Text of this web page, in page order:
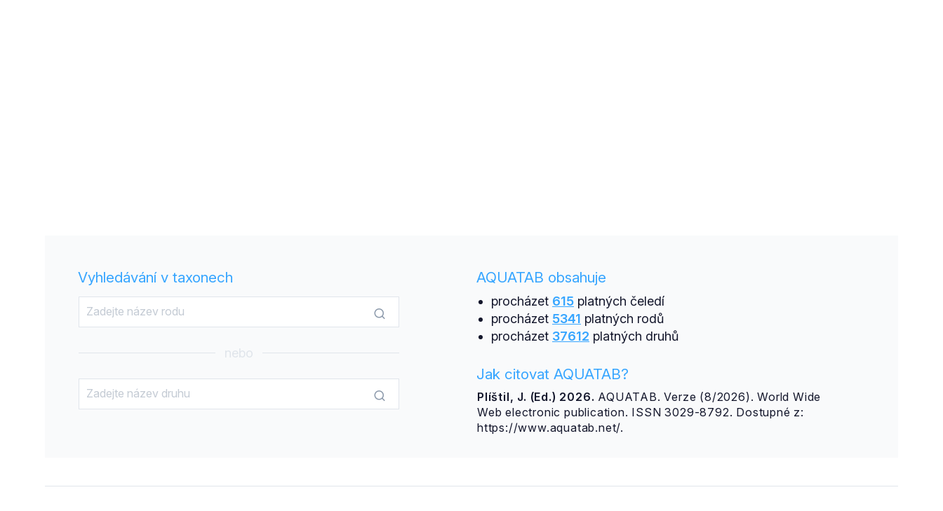
Vyhledávání v taxonech
nebo
AQUATAB obsahuje
procházet 615platných čeledí
procházet 5341 platných rodů
procházet 37612 platných druhů
Jak citovat AQUATAB?
Plíštil, J. (Ed.) 2026. AQUATAB. Verze (8/2026). World Wide
Web electronic publication. ISSN 3029-8792. Dostupné z:
https://www.aquatab.net/.